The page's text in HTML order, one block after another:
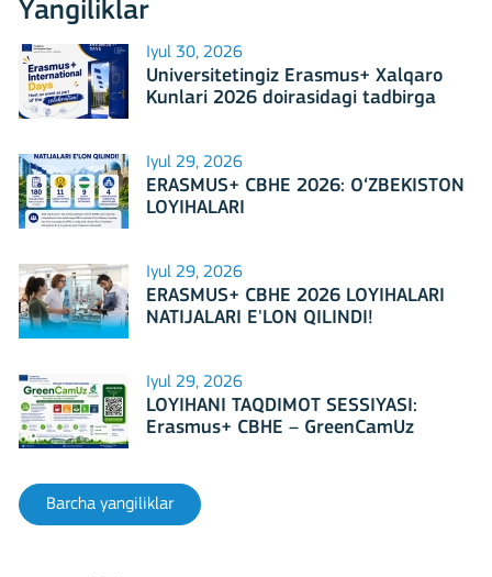
Yangiliklar
Iyul 30, 2026
Universitetingiz Erasmus+ Xalqaro
Kunlari 2026 doirasidagi tadbirga
Iyul 29, 2026
ERASMUS+ CBHE 2026: O‘ZBEKISTON
LOYIHALARI
Iyul 29, 2026
ERASMUS+ CBHE 2026 LOYIHALARI
NATIJALARI E'LON QILINDI!
Iyul 29, 2026
LOYIHANI TAQDIMOT SESSIYASI:
Erasmus+ CBHE – GreenCamUz
Barcha yangiliklar